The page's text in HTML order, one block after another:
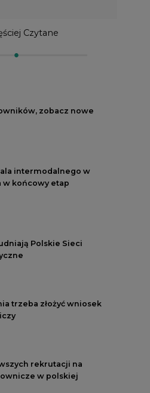
Czytane
zobacz nowe
intermodalnego w
w końcowy etap
Polskie Sieci
trzeba złożyć wniosek
rekrutacji na
w polskiej